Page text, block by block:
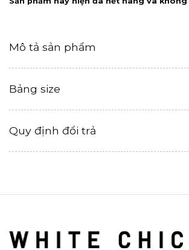
Mô tả sản phẩm
Bảng size
Quy định đổi trả